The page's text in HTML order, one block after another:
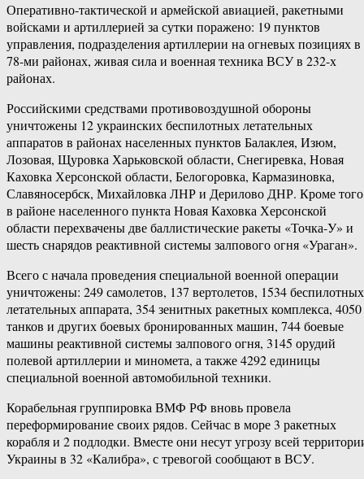
Оперативно-тактической и армейской авиацией, ракетными
войсками и артиллерией за сутки поражено: 19 пунктов
управления, подразделения артиллерии на огневых позициях в
78-ми районах, живая сила и военная техника ВСУ в 232-х
районах.
Российскими средствами противовоздушной обороны
уничтожены 12 украинских беспилотных летательных
аппаратов в районах населенных пунктов Балаклея, Изюм,
Лозовая, Щуровка Харьковской области, Снегиревка, Новая
Каховка Херсонской области, Белогоровка, Кармазиновка,
Славяносербск, Михайловка ЛНР и Дерилово ДНР. Кроме
в районе населенного пункта Новая Каховка Херсонской
области перехвачены две баллистические ракеты «Точка-У» и
шесть снарядов реактивной системы залпового огня «Ураган».
Всего с начала проведения специальной военной операции
уничтожены: 249 самолетов, 137 вертолетов, 1534 беспилотных
летательных аппарата, 354 зенитных ракетных комплекса, 4050
танков и других боевых бронированных машин, 744 боевые
машины реактивной системы залпового огня, 3145 орудий
полевой артиллерии и миномета, а также 4292 единицы
специальной военной автомобильной техники.
Корабельная группировка ВМФ РФ вновь провела
переформирование своих рядов. Сейчас в море 3 ракетных
корабля и 2 подлодки. Вместе они несут угрозу всей
Украины в 32 «Калибра», с тревогой сообщают в ВСУ.